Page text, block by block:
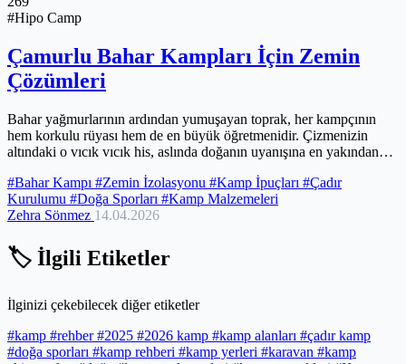
#Hipo Camp
Çamurlu Bahar Kampları İçin Zemin
Çözümleri
Bahar yağmurlarının ardından yumuşayan toprak, her kampçının
hem korkulu rüyası hem de en büyük öğretmenidir. Çizmenizin
altındaki o vıcık vıcık his, aslında doğanın uyanışına en yakından
bataklığa dönmek zorunda değil; doğru zemin stratejileriyle çamuru
sadece dışarıda bırakmakla kalmaz, kamp konforunuzu en üst
seviyeye taşırsınız. İzmir’in iğne yapraklı çam ormanlarından
ustalıkla yöneteceğinizi adım adım inceliyoruz. Ekipmanlarınızı
korumak, doğru drenajı sağlamak ve doğanın ritmine ayak
geliyor. Zeminle teması kestiğiniz o kritik santimetreler, kamp
deneyiminizi bir lojistik mücadeleden gerçek bir sanata
dönüştürecek.
#Bahar Kampı #Zemin İzolasyonu #Kamp İpuçları #Çadır
Kurulumu #Doğa Sporları #Kamp Malzemeleri
Zehra Sönmez 14.04.2026
🏷️ İlgili Etiketler
İlginizi çekebilecek diğer etiketler
#kamp #rehber#2025 #2026 kamp #kamp alanları #çadır kamp
#doğa sporları #kamp rehberi #kamp yerleri #karavan #kamp